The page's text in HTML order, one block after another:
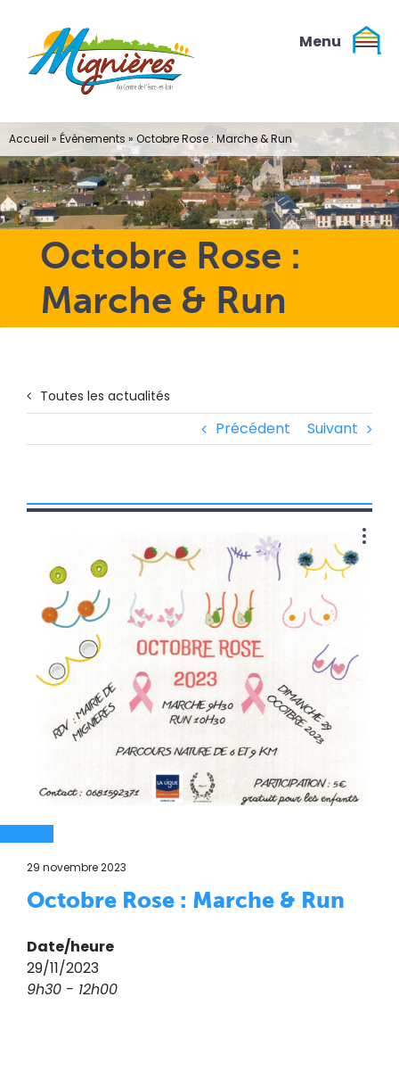
contenu
Octobre Rose :
Marche & Run
Accueil » Évènements »Octobre Rose : Marche & Run
Toutes les actualités
Précédent Suivant
agrandie
29 novembre 2023
Octobre Rose : Marche & Run
Date/heure
29/11/2023
9h30 - 12h00